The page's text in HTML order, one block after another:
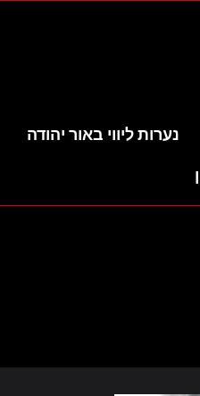
נערות ליווי באור יהודה